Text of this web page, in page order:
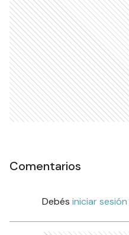
Comentarios
Debés iniciar sesión